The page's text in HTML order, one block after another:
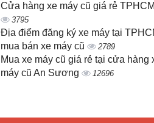
Cửa hàng xe máy cũ giá rẻ TPHCM
3795
Địa điểm đăng ký xe máy tại
mua bán xe máy cũ
2789
Mua xe máy cũ giá rẻ tại cửa hàng
máy cũ An Sương
12696